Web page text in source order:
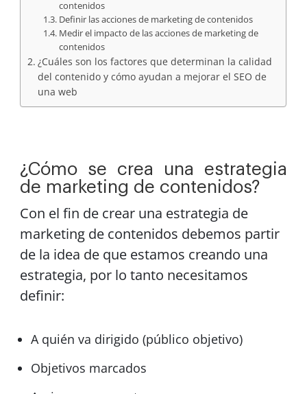
contenidos
Definir las acciones de marketing de contenidos
Medir el impacto de las acciones de marketing de
contenidos
¿Cuáles son los factores que determinan la calidad
del contenido y cómo ayudan a mejorar el SEO de
una web
¿Cómo se crea una estrategia
de marketing de contenidos?
Con el fin de crear una estrategia de
marketing de contenidos debemos partir
de la idea de que estamos creando una
estrategia, por lo tanto necesitamos
definir:
A quién va dirigido (público objetivo)
Objetivos marcados